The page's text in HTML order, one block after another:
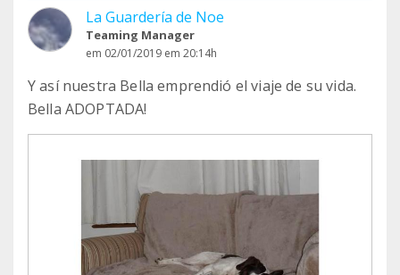
La Guardería de Noe
Teaming Manager
em 02/01/2019 em 20:14h
Y así nuestra Bella emprendió el viaje de su vida.
Bella ADOPTADA!